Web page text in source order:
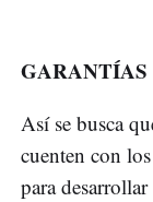
GARANTÍAS
Así se busca
cuenten con los
para